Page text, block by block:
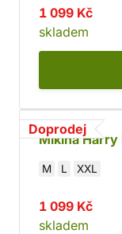
1 099 Kč
skladem
Doprodej
Mikina
M L XXL
1 099 Kč
skladem